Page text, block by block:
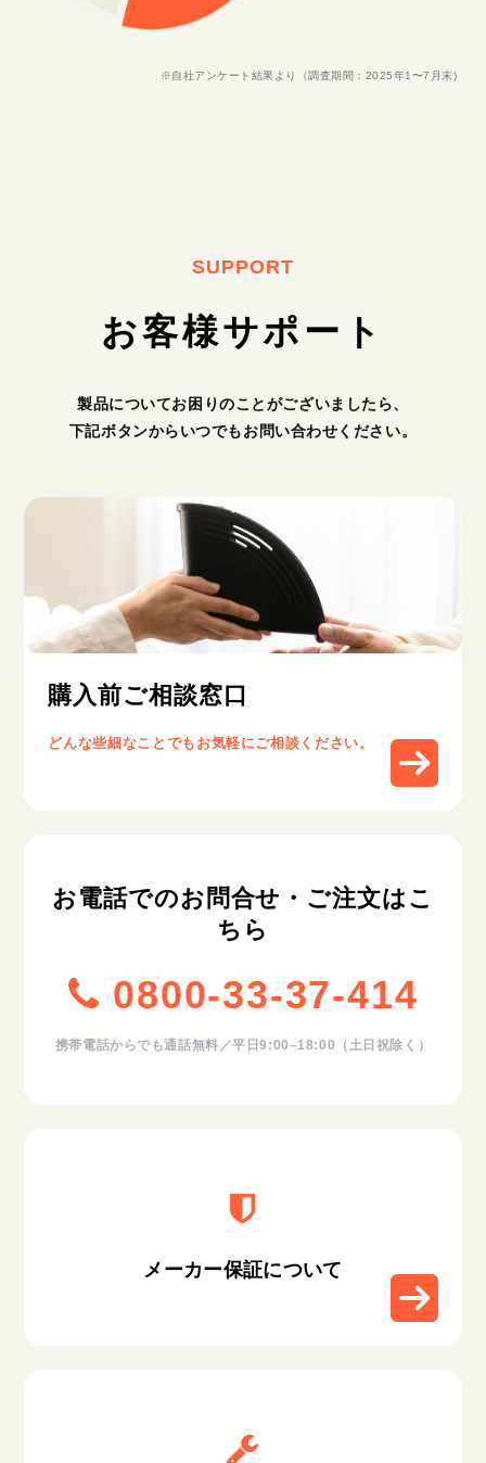
※自社アンケート結果より（調査期間：2025年1〜7月末)
SUPPORT
お客様サポート
製品についてお困りのことがございましたら、
下記ボタンからいつでもお問い合わせください。
購入前ご相談窓口
どんな些細なことでもお気軽にご相談ください。
お電話でのお問合せ・ご注文はこ
ちら
0800-33-37-414
携帯電話からでも通話無料／平日9:00–18:00（土日祝除く）
メーカー保証について